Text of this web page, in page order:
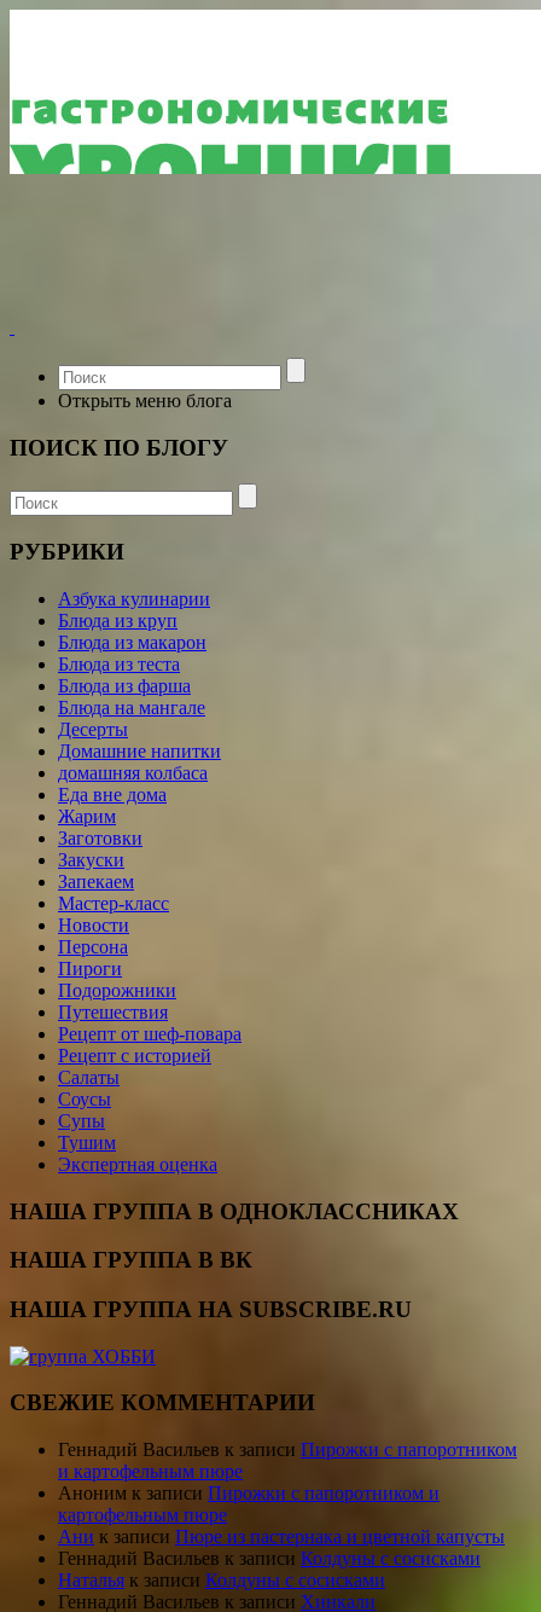
Открыть меню блога
ПОИСК ПО БЛОГУ
РУБРИКИ
Азбука кулинарии
Блюда из круп
Блюда из макарон
Блюда из теста
Блюда из фарша
Блюда на мангале
Десерты
Домашние напитки
домашняя колбаса
Еда вне дома
Жарим
Заготовки
Закуски
Запекаем
Мастер-класс
Новости
Персона
Пироги
Подорожники
Путешествия
Рецепт от шеф-повара
Рецепт с историей
Салаты
Соусы
Супы
Тушим
Экспертная оценка
НАША ГРУППА В ОДНОКЛАССНИКАХ
НАША ГРУППА В ВК
НАША ГРУППА НА SUBSCRIBE.RU
СВЕЖИЕ КОММЕНТАРИИ
Геннадий Васильев к записи Пирожки с папоротником
и картофельным пюре
Аноним к записи Пирожки с папоротником и
картофельным пюре
Ани к записи Пюре из пастернака и цветной капусты
Геннадий Васильев к записи Колдуны с сосисками
Наталья к записи Колдуны с сосисками
Геннадий Васильев к записи Хинкали